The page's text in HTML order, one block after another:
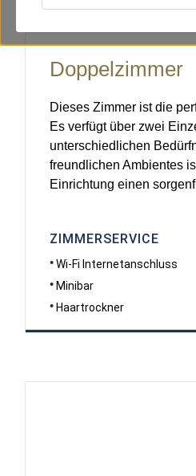
Doppelzimmer
Dieses Zimmer ist die
Es verfügt über zwei
unterschiedlichen
freundlichen Ambientes
Einrichtung einen
ZIMMERSERVICE
Wi-Fi Internetanschluss
Minibar
Haartrockner